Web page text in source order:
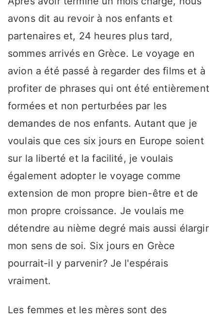
avons dit au revoir à nos enfants et
partenaires et, 24 heures plus tard,
sommes arrivés en Grèce. Le voyage en
avion a été passé à regarder des films et à
profiter de phrases qui ont été entièrement
formées et non perturbées par les
demandes de nos enfants. Autant que je
voulais que ces six jours en Europe soient
sur la liberté et la facilité, je voulais
également adopter le voyage comme
extension de mon propre bien-être et de
mon propre croissance. Je voulais me
détendre au nième degré mais aussi élargir
mon sens de soi. Six jours en Grèce
pourrait-il y parvenir? Je l'espérais
vraiment.
Les femmes et les mères sont des